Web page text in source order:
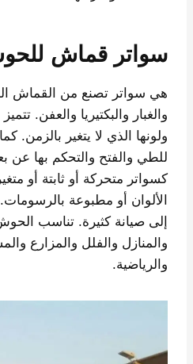
سواتر قماش
هي سواتر تصنع من القماش
والغبار والبكتيريا والعفن.
ولونها الذي لا يتغير بالزمن.
للطي والفتح والتحكم بها عن
كسواتر متحركة أو ثابتة أو
الألوان أو مطبوعة
إلى صيانة كثيرة. تناسب
والمنازل والفلل والمزارع
والرياضية.